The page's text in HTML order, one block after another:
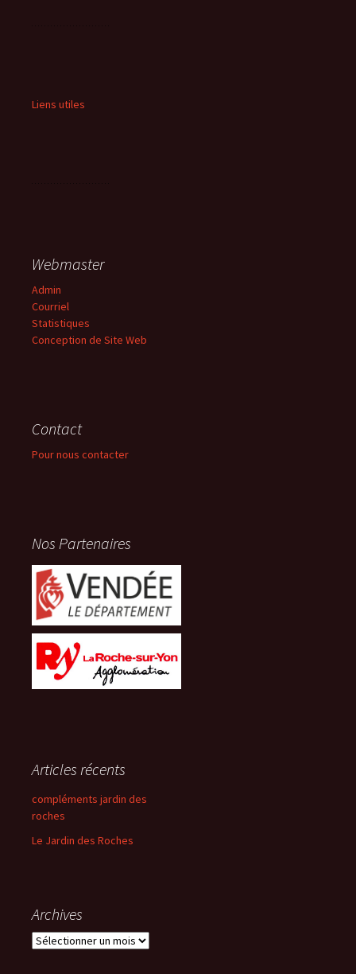
Liens utiles
Webmaster
Admin
Courriel
Statistiques
Conception de Site Web
Contact
Pour nous contacter
Nos Partenaires
Articles récents
compléments jardin des
roches
Le Jardin des Roches
Archives
Archives